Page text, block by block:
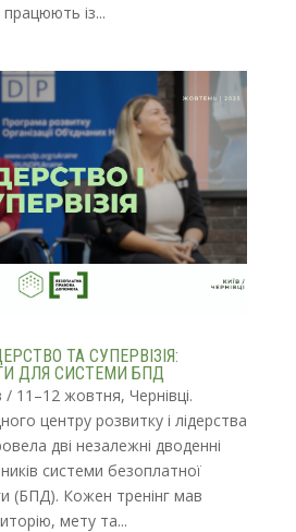
працюють із...
ТА СУПЕРВІЗІЯ:
ДЛЯ СИСТЕМИ БПД
11–12 жовтня, Чернівці.
центру розвитку і лідерства
дві незалежні дводенні
системи безоплатної
(БПД). Кожен тренінг мав
мету та...